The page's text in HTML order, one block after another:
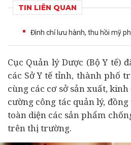
TIN LIÊN QUAN
Đình chỉ lưu hành, thu hồi mỹ
Cục Quản lý Dược (BộY tế)
các Sở Y tế tỉnh, thành phố
cùng các cơ sở sản xuất,
cường công tác quản lý,
toàn diện các sản phẩm
trên thị trường.